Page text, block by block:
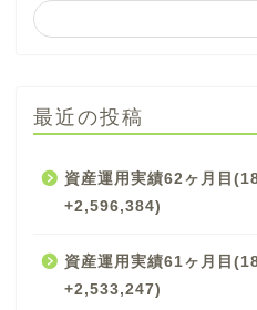
最近の投稿
資産運用実績62ヶ月目
+2,596,384)
資産運用実績61ヶ月目
+2,533,247)